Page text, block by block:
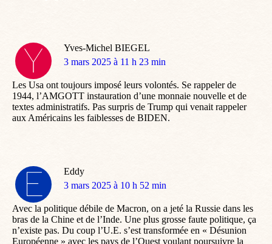
Yves-Michel BIEGEL
dit
3 mars 2025 à 11 h 23 min
Les Usa ont toujours imposé leurs volontés. Se rappeler de
1944, l’AMGOTT instauration d’une monnaie nouvelle et de
textes administratifs. Pas surpris de Trump qui venait rappeler
aux Américains les faiblesses de BIDEN.
Eddy
dit
3 mars 2025 à 10 h 52 min
Avec la politique débile de Macron, on a jeté la Russie dans les
bras de la Chine et de l’Inde. Une plus grosse faute politique, ça
n’existe pas. Du coup l’U.E. s’est transformée en « Désunion
Européenne » avec les pays de l’Ouest voulant poursuivre la